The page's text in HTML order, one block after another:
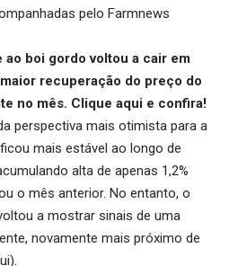
pelo Farmnews
boi gordo voltou a cair em
recuperação do preço do
no mês. Clique aqui e confira!
perspectiva mais otimista para a
mais estável ao longo de
alta de apenas 1,2%
o mês anterior. No entanto, o
a mostrar sinais de uma
novamente mais próximo de
).